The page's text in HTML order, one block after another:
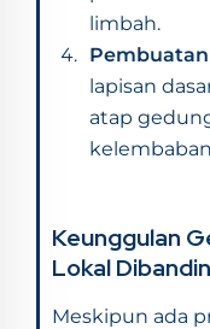
limbah.
lapisan
atap
Keunggulan
Lokal
Meskipun ada